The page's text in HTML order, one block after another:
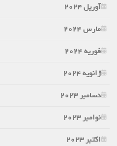
آوریل 2024
مارس 2024
فوریه 2024
ژانویه 2024
دسامبر 2023
نوامبر 2023
اکتبر 2023